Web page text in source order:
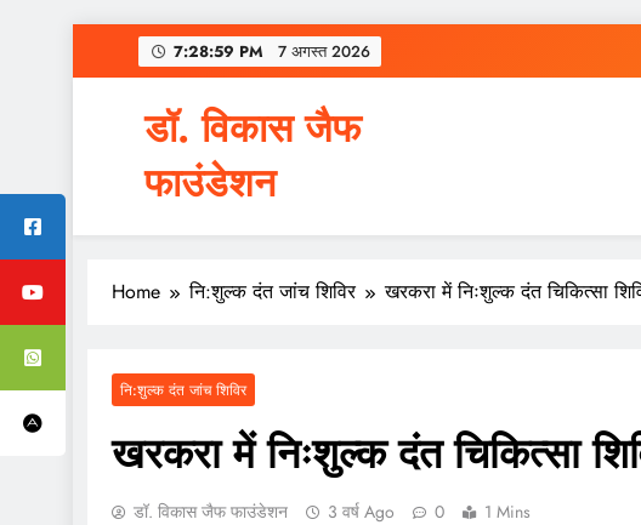
7:29:00 PM 7 अगस्त 2026
डॉ. विकास जैफ
फाउंडेशन
Home नि:शुल्क दंत जांच शिविर खरकरा में निःशुल्क दंत चिकित्सा
नि:शुल्क दंत जांच शिविर
खरकरा में निःशुल्क दंत चिकित्सा
डॉ. विकास जैफ फाउंडेशन 3 वर्ष Ago 0 1 Mins